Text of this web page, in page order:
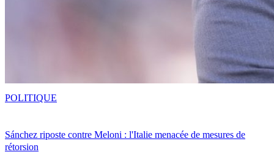
Sánchez riposte contre Meloni : l'Italie menacée de mesures de
rétorsion
POLITIQUE